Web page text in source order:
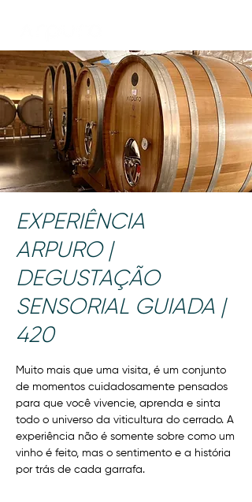
EXPERIÊNCIA
ARPURO |
DEGUSTAÇÃO
SENSORIAL GUIADA |
420
Muito mais que uma visita, é um conjunto
de momentos cuidadosamente pensados
para que você vivencie, aprenda e sinta
todo o universo da viticultura do cerrado. A
experiência não é somente sobre como um
vinho é feito, mas o sentimento e a história
por trás de cada garrafa.